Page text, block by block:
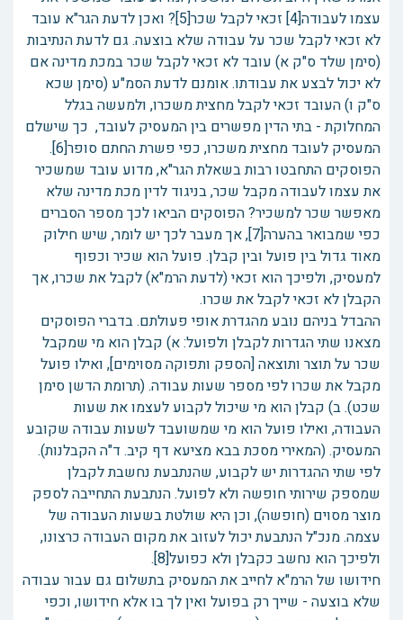
עצמו לעבודה[4] זכאי לקבל שכר[5]? ואכן לדעת הגר"א עובד
לא זכאי לקבל שכר על עבודה שלא בוצעה. גם לדעת הנתיבות
(סימן שלד ס"ק א) עובד לא זכאי לקבל שכר במכת מדינה אם
לא יכול לבצע את עבודתו. אומנם לדעת הסמ"ע (סימן שכא
ס"ק ו) העובד זכאי לקבל מחצית משכרו, ולמעשה בגלל
המחלוקת - בתי הדין מפשרים בין המעסיק לעובד, כך שישלם
המעסיק לעובד מחצית משכרו, כפי פשרת החתם סופר[6].
הפוסקים התחבטו רבות בשאלת הגר"א, מדוע עובד שמשכיר
את עצמו לעבודה מקבל שכר, בניגוד לדין מכת מדינה שלא
מאפשר שכר למשכיר? הפוסקים הביאו לכך מספר הסברים
כפי שמבואר בהערה[7], אך מעבר לכך יש לומר, שיש חילוק
מאוד גדול בין פועל ובין קבלן. פועל הוא שכיר וכפוף
למעסיק, ולפיכך הוא זכאי (לדעת הרמ"א) לקבל את שכרו, אך
הקבלן לא זכאי לקבל את שכרו.
ההבדל בניהם נובע מהגדרת אופי פעולתם. בדברי הפוסקים
מצאנו שתי הגדרות לקבלן ולפועל: א) קבלן הוא מי שמקבל
שכר על תוצר ותוצאה [הספק ותפוקה מסוימים], ואילו פועל
מקבל את שכרו לפי מספר שעות עבודה. (תרומת הדשן סימן
שכט). ב) קבלן הוא מי שיכול לקבוע לעצמו את שעות
העבודה, ואילו פועל הוא מי שמשועבד לשעות עבודה שקובע
המעסיק. (המאירי מסכת בבא מציעא דף קיב. ד"ה הקבלנות).
לפי שתי ההגדרות יש לקבוע, שהנתבעת נחשבת לקבלן
שמספק שירותי חופשה ולא לפועל. הנתבעת התחייבה לספק
מוצר מסוים (חופשה), וכן היא שולטת בשעות העבודה של
עצמה. מנכ"ל הנתבעת יכול לעזוב את מקום העבודה כרצונו,
ולפיכך הוא נחשב כקבלן ולא כפועל[8].
חידושו של הרמ"א לחייב את המעסיק בתשלום גם עבור עבודה
שלא בוצעה - שייך רק בפועל ואין לך בו אלא חידושו, וכפי